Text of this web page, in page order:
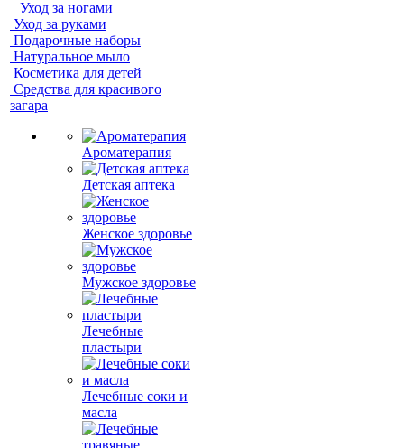
Уход за ногами
Уход за руками
Подарочные наборы
Натуральное мыло
Косметика для детей
Средства для красивого
загара
Ароматерапия
Детская аптека
Женское здоровье
Мужское здоровье
Лечебные
пластыри
Лечебные соки и
масла